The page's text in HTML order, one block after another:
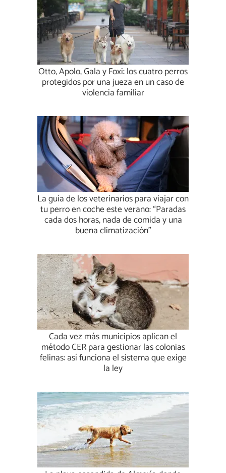
Otto, Apolo, Gala y Foxi: los cuatro perros
protegidos por una jueza en un caso de
violencia familiar
La guía de los veterinarios para viajar con
tu perro en coche este verano: “Paradas
cada dos horas, nada de comida y una
buena climatización”
Cada vez más municipios aplican el
método CER para gestionar las colonias
felinas: así funciona el sistema que exige
la ley